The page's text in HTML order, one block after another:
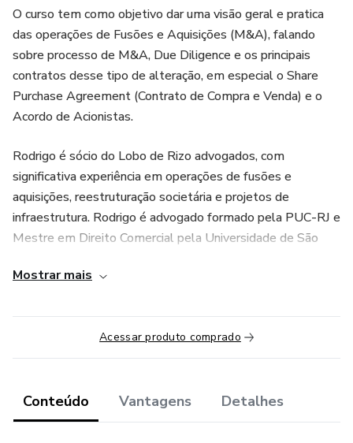
O curso tem como objetivo dar uma visão geral e pratica
das operações de Fusões e Aquisições (M&A), falando
sobre processo de M&A, Due Diligence e os principais
contratos desse tipo de alteração, em especial o Share
Purchase Agreement (Contrato de Compra e Venda) e o
Acordo de Acionistas.
Rodrigo é sócio do Lobo de Rizo advogados, com
significativa experiência em operações de fusões e
aquisições, reestruturação societária e projetos de
infraestrutura. Rodrigo é advogado formado pela PUC-RJ e
Mestre em Direito Comercial pela Universidade de São
Mostrar mais
Acessar produto comprado
Conteúdo Vantagens Detalhes